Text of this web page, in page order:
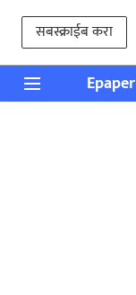
सबस्क्राईब करा
Epaper